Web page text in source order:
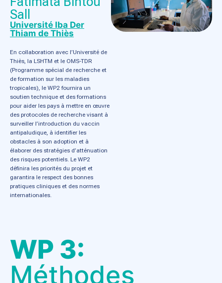
Sall
Université Iba Der
Thiam de Thiès
En collaboration avec l’Université de
Thiès, la LSHTM et le OMS-TDR
(Programme spécial de recherche et
de formation sur les maladies
tropicales), le WP2 fournira un
soutien technique et des formations
pour aider les pays à mettre en œuvre
des protocoles de recherche visant à
surveiller l’introduction du vaccin
antipaludique, à identifier les
obstacles à son adoption et à
élaborer des stratégies d’atténuation
des risques potentiels. Le WP2
définira les priorités du projet et
garantira le respect des bonnes
pratiques cliniques et des normes
internationales.
WP 3:
Méthodes